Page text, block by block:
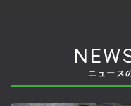
ニュース